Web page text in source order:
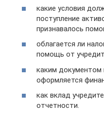
какие условия
поступление
признавалось
облагается ли
помощь от
каким документом
оформляется
как вклад
отчетности.